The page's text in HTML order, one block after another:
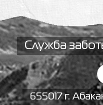
Служба
655017 г.